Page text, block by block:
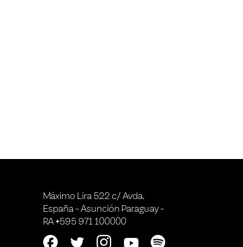
Máximo Lira 522 c/ Avda.
España - Asunción Paraguay -
RA +595 971 100000